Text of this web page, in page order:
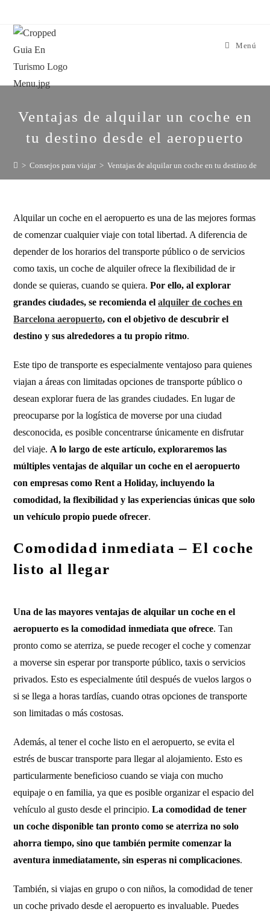
Menú
Ventajas de alquilar un coche en
tu destino desde el aeropuerto
> Consejos para viajar > Ventajas de alquilar un coche en tu destino
Alquilar un coche en el aeropuerto es una de las mejores formas
de comenzar cualquier viaje con total libertad. A diferencia de
depender de los horarios del transporte público o de servicios
como taxis, un coche de alquiler ofrece la flexibilidad de ir
donde se quieras, cuando se quiera.Por ello, al explorar
grandes ciudades, se recomienda elalquiler de coches en
Barcelona aeropuerto, con el objetivo de descubrir el
destino y sus alrededores a tu propio ritmo.
Este tipo de transporte es especialmente ventajoso para quienes
viajan a áreas con limitadas opciones de transporte público o
desean explorar fuera de las grandes ciudades. En lugar de
preocuparse por la logística de moverse por una ciudad
desconocida, es posible concentrarse únicamente en disfrutar
del viaje. A lo largo de este artículo, exploraremos las
múltiples ventajas de alquilar un coche en el aeropuerto
con empresas como Rent a Holiday, incluyendo la
comodidad, la flexibilidad y las experiencias únicas que solo
un vehículo propio puede ofrecer.
Comodidad inmediata – El coche
listo al llegar
Una de las mayores ventajas de alquilar un coche en el
aeropuerto es la comodidad inmediata que ofrece. Tan
pronto como se aterriza, se puede recoger el coche y comenzar
a moverse sin esperar por transporte público, taxis o servicios
privados. Esto es especialmente útil después de vuelos largos o
si se llega a horas tardías, cuando otras opciones de transporte
son limitadas o más costosas.
Además, al tener el coche listo en el aeropuerto, se evita el
estrés de buscar transporte para llegar al alojamiento. Esto es
particularmente beneficioso cuando se viaja con mucho
equipaje o en familia, ya que es posible organizar el espacio del
vehículo al gusto desde el principio.La comodidad de tener
un coche disponible tan pronto como se aterriza no solo
ahorra tiempo, sino que también permite comenzar la
aventura inmediatamente, sin esperas ni complicaciones.
También, si viajas en grupo o con niños, la comodidad de tener
un coche privado desde el aeropuerto es invaluable. Puedes